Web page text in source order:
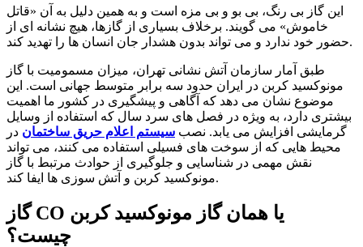
این گاز بی رنگ، بی بو و بی مزه است و به همین دلیل به آن «قاتل
خاموش» می گویند. برخلاف بسیاری از گازها، هیچ نشانه ای از
حضور خود ندارد و می تواند بدون هشدار جان انسان ها را تهدید کند.
طبق آمار سازمان آتش نشانی تهران، میزان مسمومیت با گاز
مونوکسید کربن در ایران حدود سه برابر متوسط جهانی است. این
موضوع نشان می دهد که آگاهی و پیشگیری در کشور ما اهمیت
بیشتری دارد، به ویژه در فصل های سرد سال که استفاده از وسایل
گرمایشی افزایش می یابد. نصب سیستم اعلام حریق ساختمان در
محیط هایی که از سوخت های فسیلی استفاده می کنند، می تواند
نقش مهمی در شناسایی و جلوگیری از حوادث مرتبط با گاز
مونوکسید کربن و آتش سوزی ها ایفا کند.
گاز CO یا همان گاز مونوکسید کربن
چیست؟